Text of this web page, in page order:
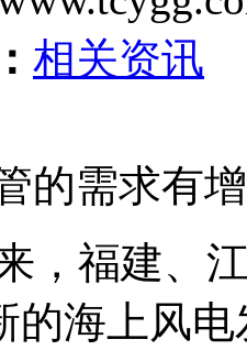
相关资讯
需求有增
，福建、
的海上风